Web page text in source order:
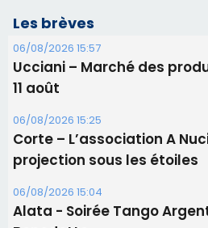
Les brèves